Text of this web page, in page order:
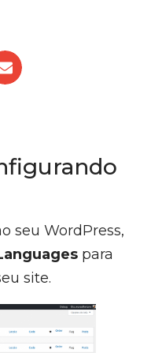
seu WordPress,
para
site.